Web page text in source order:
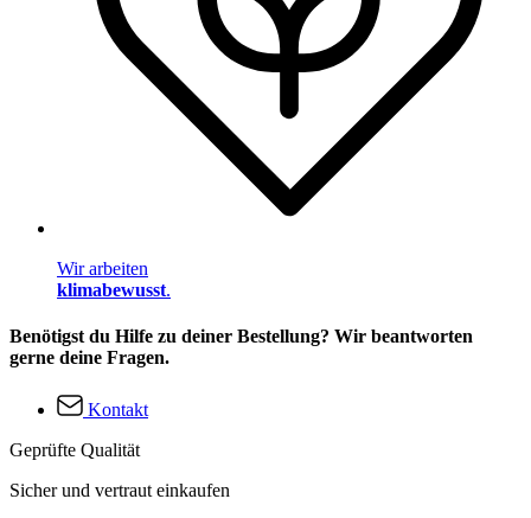
Wir arbeiten
klimabewusst.
Benötigst du Hilfe zu deiner Bestellung? Wir beantworten
gerne deine Fragen.
Kontakt
Geprüfte Qualität
Sicher und vertraut einkaufen